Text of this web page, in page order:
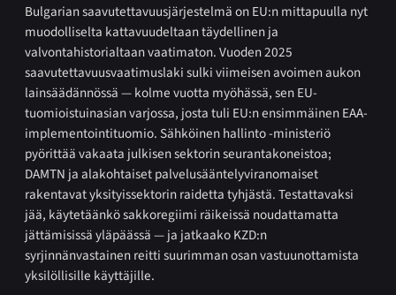
Bulgarian saavutettavuusjärjestelmä on EU:n mittapuulla nyt
muodolliselta kattavuudeltaan täydellinen ja
valvontahistorialtaan vaatimaton. Vuoden 2025
saavutettavuusvaatimuslaki sulki viimeisen avoimen aukon
lainsäädännössä — kolme vuotta myöhässä, sen EU-
tuomioistuinasian varjossa, josta tuli EU:n ensimmäinen EAA-
implementointituomio. Sähköinen hallinto -ministeriö
pyörittää vakaata julkisen sektorin seurantakoneistoa;
DAMTN ja alakohtaiset palvelusääntelyviranomaiset
rakentavat yksityissektorin raidetta tyhjästä. Testattavaksi
jää, käytetäänkö sakkoregiimi räikeissä noudattamatta
jättämisissä yläpäässä — ja jatkaako KZD:n
syrjinnänvastainen reitti suurimman osan vastuunottamista
yksilöllisille käyttäjille.